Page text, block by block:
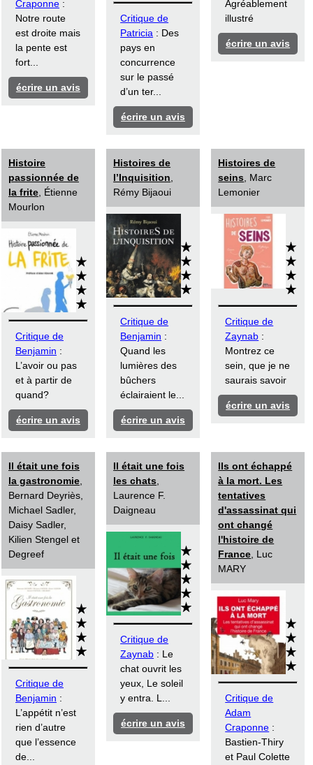
Craponne :
Notre route
est droite mais
la pente est
fort...
écrire un avis
Critique de
Patricia : Des
pays en
concurrence
sur le passé
d’un ter...
écrire un avis
Agréablement
illustré
écrire un avis
Histoire
passionnée de
la frite , Étienne
Mourlon
Critique de
Benjamin :
L’avoir ou pas
et à partir de
quand?
écrire un avis
Histoires de
l’Inquisition
Rémy Bijaoui
Critique de
Benjamin :
Quand les
lumières des
bûchers
éclairaient le...
écrire un avis
Histoires de
seins , Marc
Lemonier
Critique de
Zaynab :
Montrez ce
sein, que je ne
saurais savoir
écrire un avis
Il était une fois
la gastronomie
Bernard Deyriès,
Michael Sadler,
Daisy Sadler,
Kilien Stengel et
Degreef
Critique de
Benjamin :
L’appétit n’est
rien d’autre
que l’essence
de...
Il était une fois
les chats
Laurence F.
Daigneau
Critique de
Zaynab : Le
chat ouvrit les
yeux, Le soleil
y entra. L...
écrire un avis
Ils ont échappé
à la mort. Les
tentatives
d'assassinat qui
ont changé
l'histoire de
France , Luc
MARY
Critique de
Adam
Craponne :
Bastien-Thiry
et Paul Colette